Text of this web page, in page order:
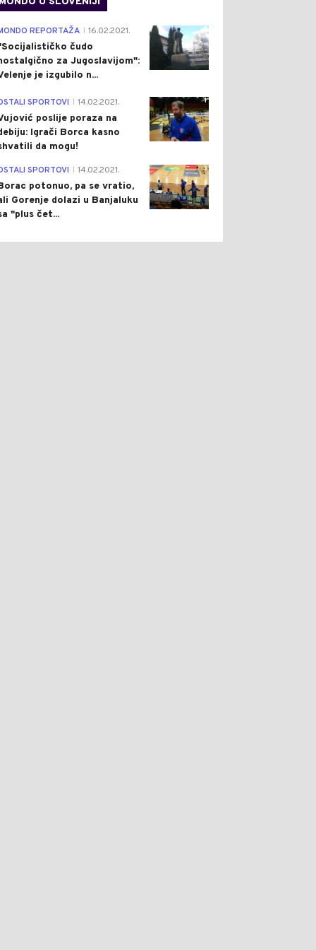
4
REPORTAŽA 16.02.2021.
čudo
za Jugoslavijom":
je izgubilo n...
1
SPORTOVI 14.02.2021.
poslije poraza na
Igrači Borca kasno
da mogu!
3
SPORTOVI 14.02.2021.
potonuo, pa se vratio,
Gorenje dolazi u Banjaluku
"plus čet...